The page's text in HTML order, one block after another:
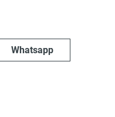
Whatsapp